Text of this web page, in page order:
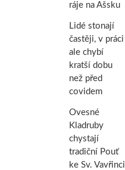
ráje na Ašsku
Lidé stonají
častěji, v práci
ale chybí
kratší dobu
než před
covidem
Ovesné
Kladruby
chystají
tradiční Pouť
ke Sv. Vavřinci